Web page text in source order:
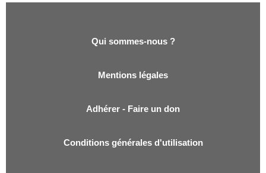
Qui sommes-nous ?
Mentions légales
Adhérer - Faire un don
Conditions générales d'utilisation